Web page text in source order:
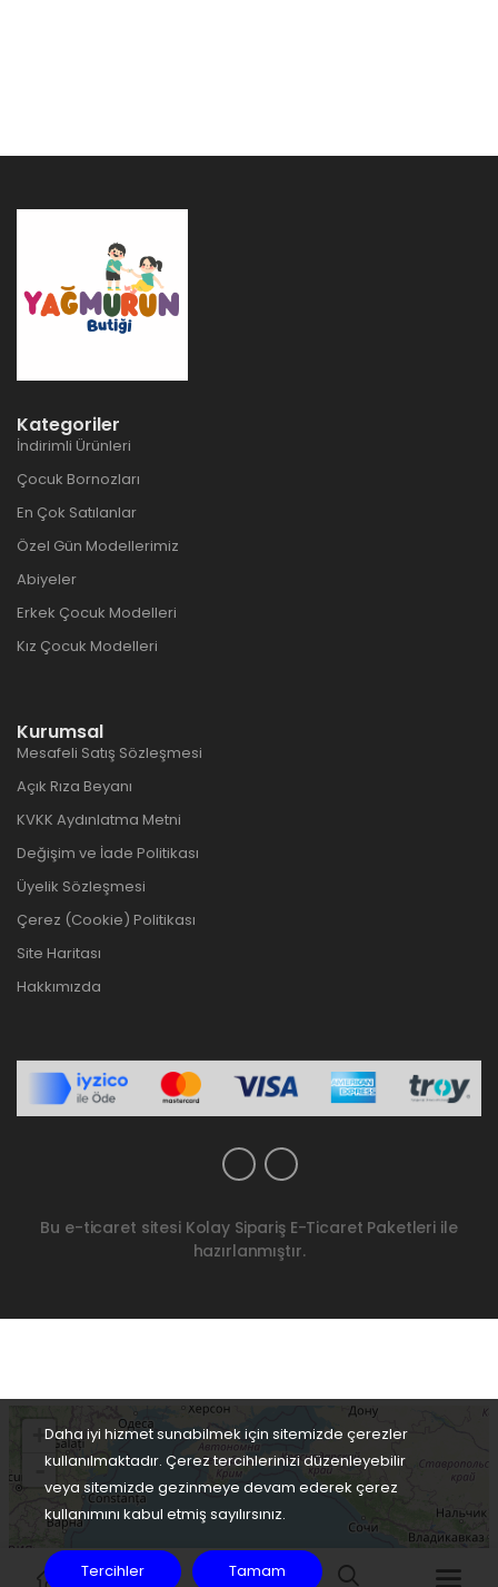
Kategoriler
İndirimli Ürünleri
Çocuk Bornozları
En Çok Satılanlar
Özel Gün Modellerimiz
Abiyeler
Erkek Çocuk Modelleri
Kız Çocuk Modelleri
Kurumsal
Mesafeli Satış Sözleşmesi
Açık Rıza Beyanı
KVKK Aydınlatma Metni
Değişim ve İade Politikası
Üyelik Sözleşmesi
Çerez (Cookie) Politikası
Site Haritası
Hakkımızda
Bu e-ticaret sitesi Kolay Sipariş E-Ticaret Paketleri ile
hazırlanmıştır.
Daha iyi hizmet sunabilmek için sitemizde çerezler
kullanılmaktadır. Çerez tercihlerinizi düzenleyebilir
veya sitemizde gezinmeye devam ederek çerez
kullanımını kabul etmiş sayılırsınız.
Tercihler Tamam